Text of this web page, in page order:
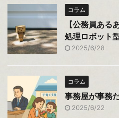
コラム
【公務員ある
処理ロボット
2025/6/28
コラム
事務屋が事務
2025/6/22